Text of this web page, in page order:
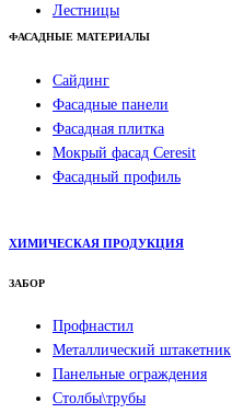
Лестницы
ФАСАДНЫЕ МАТЕРИАЛЫ
Сайдинг
Фасадные панели
Фасадная плитка
Мокрый фасад Ceresit
Фасадный профиль
ХИМИЧЕСКАЯ ПРОДУКЦИЯ
ЗАБОР
Профнастил
Металлический штакетник
Панельные ограждения
Столбы\трубы